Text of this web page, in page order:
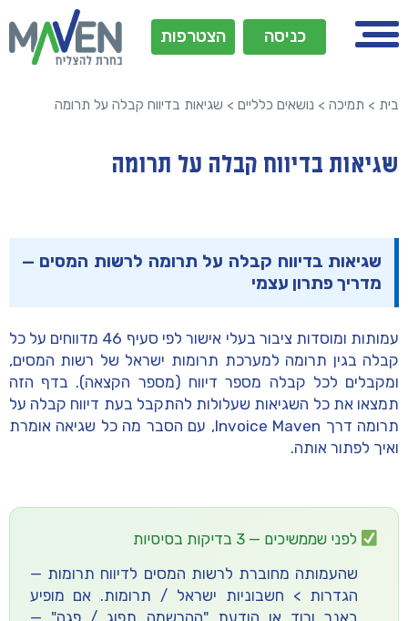
כניסה הצטרפות
בית > תמיכה> נושאים כלליים> שגיאות בדיווח קבלה על תרומה
שגיאות בדיווח קבלה על תרומה
שגיאות בדיווח קבלה על תרומה לרשות המסים —
מדריך פתרון עצמי
עמותות ומוסדות ציבור בעלי אישור לפי סעיף 46
מדווחים על כל
קבלה בגין תרומה למערכת תרומות ישראל של רשות המסים,
ומקבלים לכל קבלה מספר דיווח (מספר הקצאה). בדף הזה
תמצאו את כל השגיאות שעלולות להתקבל בעת דיווח קבלה על
תרומה דרך Invoice Maven, עם הסבר מה כל שגיאה אומרת
ואיך לפתור אותה.
לפני שממשיכים — 3 בדיקות בסיסיות
שהעמותה מחוברת לרשות המסים לדיווח תרומות —
הגדרות > חשבוניות ישראל / תרומות. אם מופיע
באנר ורוד או הודעת "ההרשמה תפוג / פגה" —